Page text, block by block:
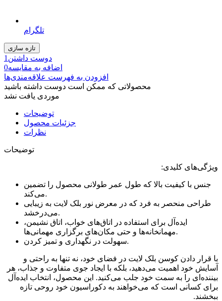
تلگرام
دوست داشتن 1
اضافه به مقایسه0
افزودن به فهرست علاقه‌مندی‌ها
محصولاتی که ممکن است دوست داشته باشید
موردی یافت نشد
توضیحات
جزئیات محصول
نظرات
توضیحات
ویژگی‌های کلیدی:
جنس با کیفیت بالا که طول عمر طولانی محصول را تضمین
می‌کند.
طراحی منحصر به فرد که در معرض نور بلک لایت به زیبایی
می‌درخشد.
ایده‌آل برای استفاده در اتاق‌های خواب، اتاق نشیمن،
مهمانخانه‌ها و حتی مکان‌های برگزاری مهمانی‌ها.
سهولت در نگهداری و تمیز کردن.
با قرار دادن کوسن بلک لایت در فضای خود، نه تنها به راحتی و
آسایش خود اهمیت می‌دهید، بلکه با ایجاد جوی متفاوت و جذاب، هر
بیننده‌ای را به سمت خود جلب می‌کنید. این محصول، انتخاب ایده‌آل
برای کسانی است که می‌خواهند به دکوراسیون خود روحی تازه
ببخشند.